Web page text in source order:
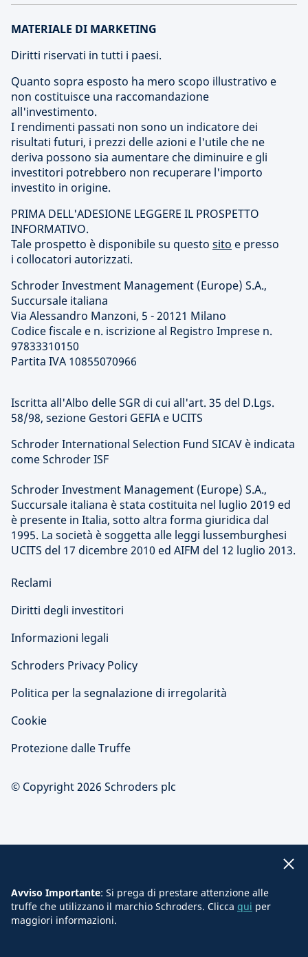
MATERIALE DI MARKETING
Diritti riservati in tutti i paesi.
Quanto sopra esposto ha mero scopo illustrativo e
non costituisce una raccomandazione
all'investimento.
I rendimenti passati non sono un indicatore dei
risultati futuri, i prezzi delle azioni e l'utile che ne
deriva possono sia aumentare che diminuire e gli
investitori potrebbero non recuperare l'importo
investito in origine.
PRIMA DELL'ADESIONE LEGGERE IL PROSPETTO
INFORMATIVO.
Tale prospetto è disponibile su questo sito e presso
i collocatori autorizzati.
Schroder Investment Management (Europe) S.A.,
Succursale italiana
Via Alessandro Manzoni, 5 - 20121 Milano
Codice fiscale e n. iscrizione al Registro Imprese n.
97833310150
Partita IVA 10855070966
Iscritta all'Albo delle SGR di cui all'art. 35 del D.Lgs.
58/98, sezione Gestori GEFIA e UCITS
Schroder International Selection Fund SICAV è indicata
come Schroder ISF
Schroder Investment Management (Europe) S.A.,
Succursale italiana è stata costituita nel luglio 2019 ed
è presente in Italia, sotto altra forma giuridica dal
1995. La società è soggetta alle leggi lussemburghesi
UCITS del 17 dicembre 2010 ed AIFM del 12 luglio 2013.
Reclami
Diritti degli investitori
Informazioni legali
Schroders Privacy Policy
Politica per la segnalazione di irregolarità
Cookie
Protezione dalle Truffe
© Copyright 2026 Schroders plc
Avviso Importante: Si prega di prestare attenzione alle
truffe che utilizzano il marchio Schroders. Clicca qui per
maggiori informazioni.